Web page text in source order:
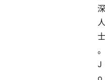
深
人
士
。
J
o